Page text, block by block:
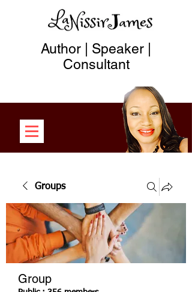
Author | Speaker |
Consultant
Groups
Group